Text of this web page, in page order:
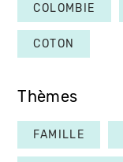
COLOMBIE
COTON
Thèmes
FAMILLE